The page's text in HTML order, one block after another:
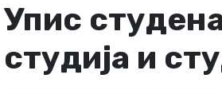
Упис
студија и